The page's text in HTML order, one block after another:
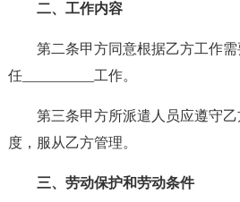
二、工作内容
第二条甲方同意根据乙方工作需
任__________工作。
第三条甲方所派遣人员应遵守
度，服从乙方管理。
三、劳动保护和劳动条件